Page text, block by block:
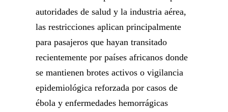
autoridades de salud y la industria aérea,
las restricciones aplican principalmente
para pasajeros que hayan transitado
recientemente por países africanos donde
se mantienen brotes activos o vigilancia
epidemiológica reforzada por casos de
ébola y enfermedades hemorrágicas